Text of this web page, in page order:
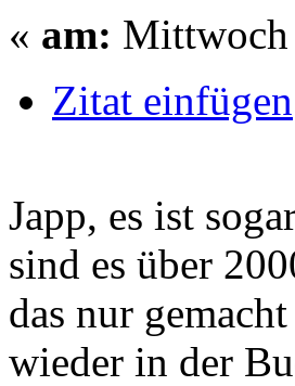
« am: Mittwoch
Zitat einfügen
Japp, es ist
sind es über
das nur
wieder in der